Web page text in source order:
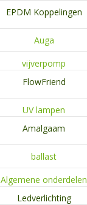
EPDM Koppelingen
Auga
vijverpomp
FlowFriend
UV lampen
Amalgaam
ballast
Algemene onderdelen
Ledverlichting